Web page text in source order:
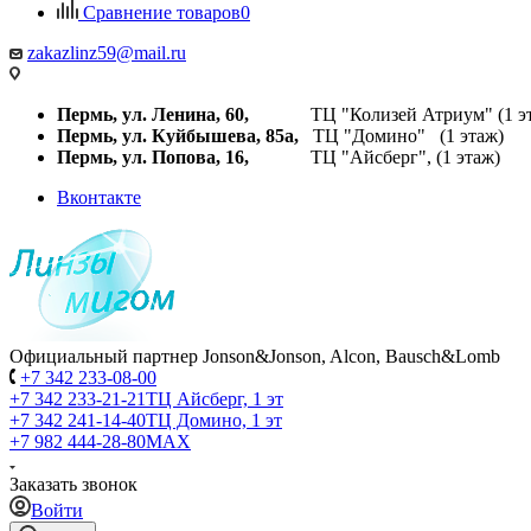
Сравнение товаров0
zakazlinz59@mail.ru
Пермь, ул. Ленина, 60, ТЦ "Колизей Атриум" (1
Пермь, ул. Куйбышева, 85а, ТЦ "Домино" (1 этаж)
Пермь, ул. Попова, 16, ТЦ "Айсберг", (1 этаж)
Вконтакте
Официальный партнер Jonson&Jonson, Alcon, Bausch&Lomb
+7 342 233-08-00
+7 342 233-21-21ТЦ Айсберг, 1 эт
+7 342 241-14-40ТЦ Домино, 1 эт
+7 982 444-28-80MAX
Заказать звонок
Войти